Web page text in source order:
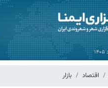
اقتصاد بازار